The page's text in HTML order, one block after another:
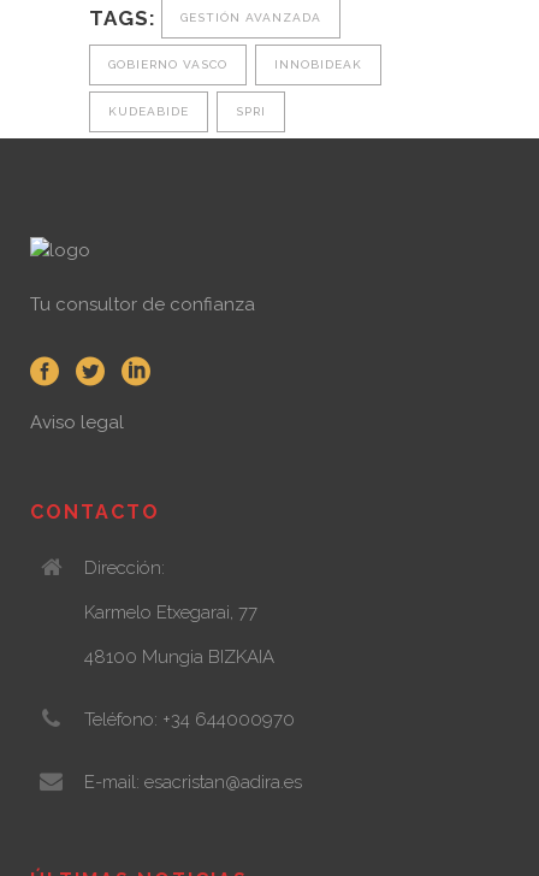
TAGS: GESTIÓN AVANZADA
GOBIERNO VASCO INNOBIDEAK
KUDEABIDE SPRI
Tu consultor de confianza
Aviso legal
CONTACTO
Dirección:
Karmelo Etxegarai, 77
48100 Mungia BIZKAIA
Teléfono: +34 644000970
E-mail: esacristan@adira.es